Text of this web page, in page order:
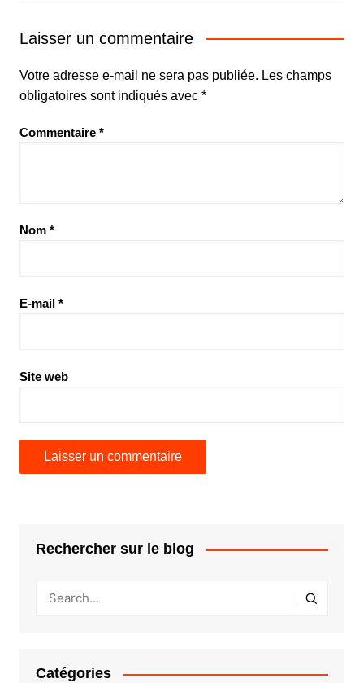
Laisser un commentaire
Votre adresse e-mail ne sera pas publiée. Les champs
obligatoires sont indiqués avec *
Commentaire *
Nom *
E-mail *
Site web
Rechercher sur le blog
Catégories